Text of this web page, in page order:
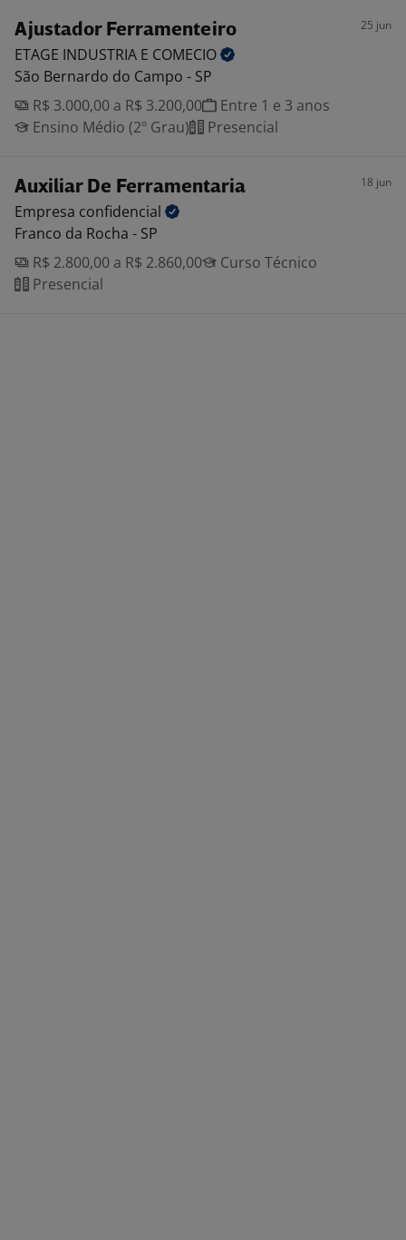
Ajustador Ferramenteiro 25 jun
ETAGE INDUSTRIA E COMECIO
São Bernardo do Campo - SP
R$ 3.000,00 a R$ 3.200,00
Entre 1 e 3 anos
Ensino Médio (2º Grau)
Presencial
Auxiliar De Ferramentaria 18 jun
Empresa confidencial
Franco da Rocha - SP
R$ 2.800,00 a R$ 2.860,00
Curso Técnico
Presencial